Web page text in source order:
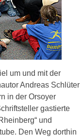
um und mit der
Andreas Schlüter
in der Orsoyer
gastierte
und
Den Weg dorthin